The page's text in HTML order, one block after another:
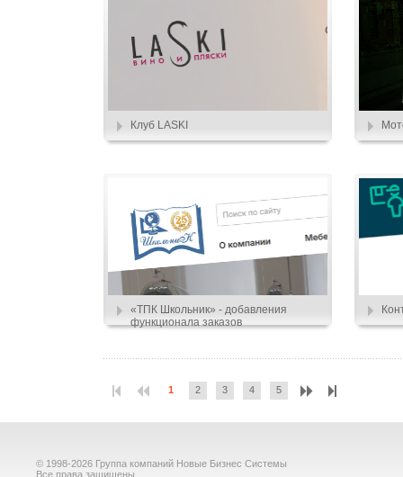
Клуб LASKI
«ТПК Школьник» - добавления
функционала заказов
1 2 3 4 5
© 1998-2026 Группа компаний Новые Бизнес Системы
Все права защищены.